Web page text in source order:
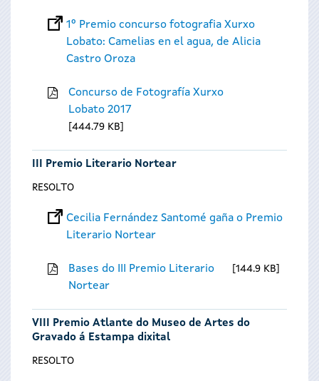
1º Premio concurso fotografia Xurxo
Lobato: Camelias en el agua, de Alicia
Castro Oroza
Concurso de Fotografía Xurxo
Lobato 2017
444.79 KB
III Premio Literario Nortear
RESOLTO
Cecilia Fernández Santomé gaña o Premio
Literario Nortear
Bases do III Premio Literario
Nortear
144.9 KB
VIII Premio Atlante do Museo de Artes do
Gravado á Estampa dixital
RESOLTO